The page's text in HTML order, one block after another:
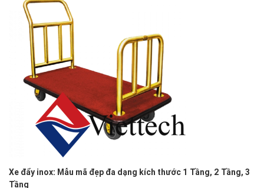
Xe đẩy inox: Mẫu mã đẹp đa dạng kích thước 1 Tầng, 2 Tầng, 3
Tầng